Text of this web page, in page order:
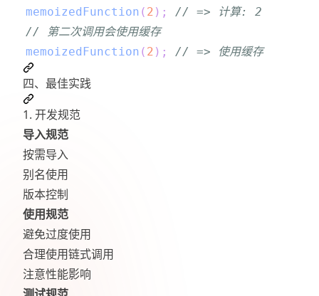
memoizedFunction ( 2 ) ;
// => 计算: 2
// 第二次调用会使用缓存
memoizedFunction ( 2 ) ; // => 使用缓存
四、最佳实践
1. 开发规范
导入规范
按需导入
别名使用
版本控制
使用规范
避免过度使用
合理使用链式调用
注意性能影响